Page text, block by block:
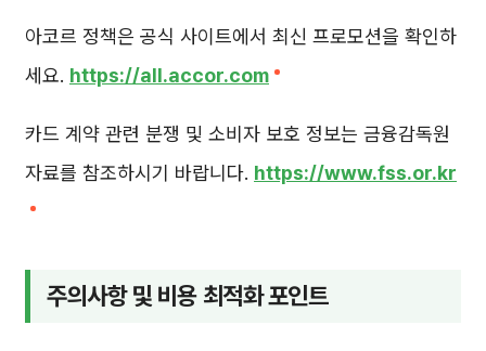
아코르 정책은 공식 사이트에서 최신 프로모션을 확인하
세요. https://all.accor.com
카드 계약 관련 분쟁 및 소비자 보호 정보는 금융감독원
자료를 참조하시기 바랍니다. https://www.fss.or.kr
주의사항 및 비용 최적화 포인트